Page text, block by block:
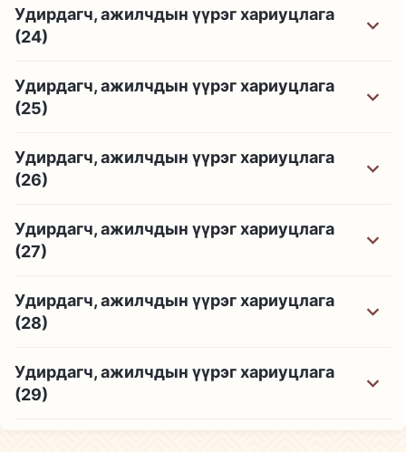
Удирдагч, ажилчдын үүрэг хариуцлага
(24)
Удирдагч, ажилчдын үүрэг хариуцлага
(25)
Удирдагч, ажилчдын үүрэг хариуцлага
(26)
Удирдагч, ажилчдын үүрэг хариуцлага
(27)
Удирдагч, ажилчдын үүрэг хариуцлага
(28)
Удирдагч, ажилчдын үүрэг хариуцлага
(29)